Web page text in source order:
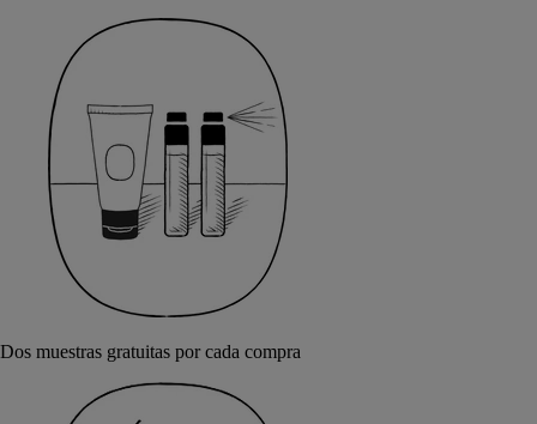
Dos muestras gratuitas por cada compra